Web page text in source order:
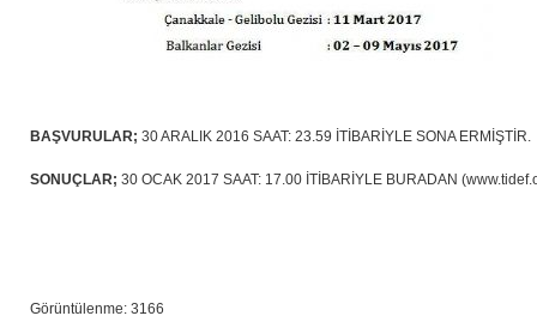
BAŞVURULAR; 30 ARALIK 2016 SAAT: 23.59 İTİBARİYLE SONA ERMİŞTİR.
SONUÇLAR; 30 OCAK 2017 SAAT: 17.00 İTİBARİYLE BURADAN
Görüntülenme: 3166